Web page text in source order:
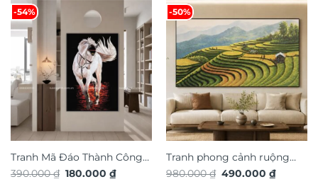
-54%
Tranh Mã Đáo Thành Công
TG4924S
390.000₫ Giá
180.000₫Giá
-50%
Tranh phong cảnh ruộng
bậc thang TG4919S
980.000₫ Giá
490.000₫Giá